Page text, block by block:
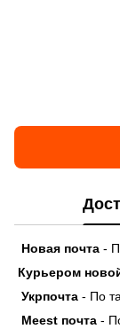
Новая почта -
Курьером
Укрпочта - По
Meest почта -